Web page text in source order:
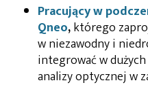
Pracujący w
Qneo,którego
w niezawodny i
integrować w
analizy optycznej w